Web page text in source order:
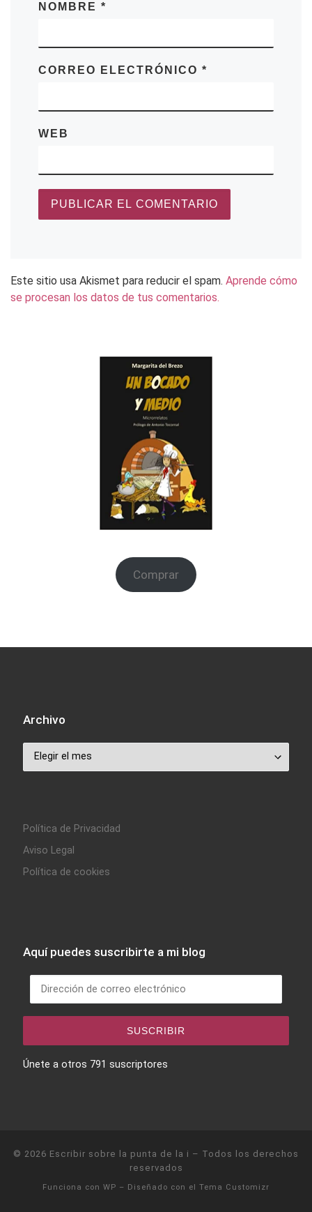
NOMBRE *
CORREO ELECTRÓNICO *
WEB
Este sitio usa Akismet para reducir el spam. Aprende cómo
se procesan los datos de tus comentarios.
Comprar
Archivo
Archivo
Política de Privacidad
Aviso Legal
Política de cookies
Aquí puedes suscribirte a mi blog
Dirección de correo electrónico
SUSCRIBIR
Únete a otros 791 suscriptores
© 2026 Escribir sobre la punta de la i – Todos los derechos
reservados
Funciona con WP – Diseñado con el Tema Customizr